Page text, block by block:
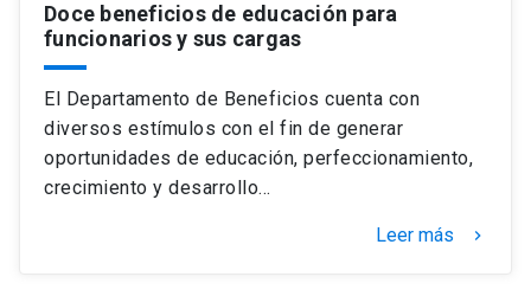
Doce beneficios de educación para
funcionarios y sus cargas
El Departamento de Beneficios cuenta con
diversos estímulos con el fin de generar
oportunidades de educación, perfeccionamiento,
crecimiento y desarrollo…
Leer más keyboard_arrow_right